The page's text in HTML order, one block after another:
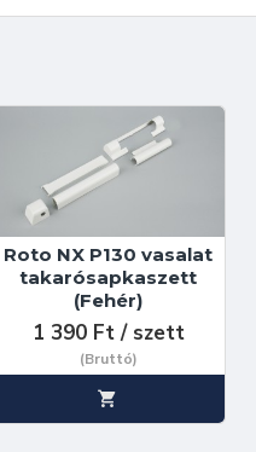
Roto NX P130 vasalat
takarósapkaszett
(Fehér)
1 390 Ft / szett
(Bruttó)